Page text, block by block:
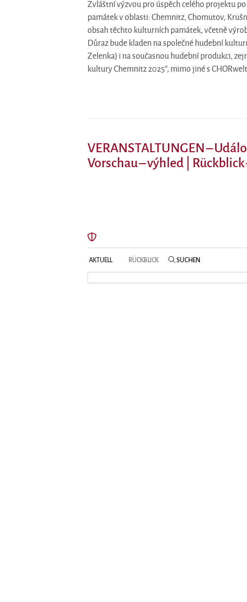
Zvláštní výzvou pro úspěch celého projektu
památek v oblasti: Chemnitz, Chomutov,
obsah těchto kulturních památek, včetně
Důraz bude kladen na společné hudební
Zelenka) i na současnou hudební produkci,
kultury Chemnitz 2025”, mimo jiné s
VERANSTALTUNGEN –
Vorschau – výhled |